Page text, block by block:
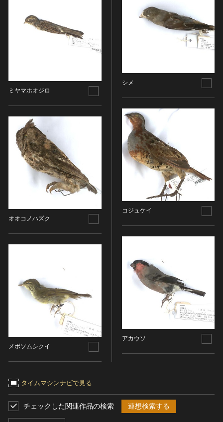
ミヤマホオジロ
オオコノハズク
メボソムシクイ
シメ
コジュケイ
アカウソ
タイムマシンナビで見る
チェックした関連作品の検索 連想検索する
陶芸
食文化
有形民俗文化財
無形民俗文化財
史跡
古墳
社寺跡又は旧境内
城跡
集落跡
その他
名勝
山岳
その他
天然記念物
植物
地質鉱物
文化的景観
伝統的建造物群